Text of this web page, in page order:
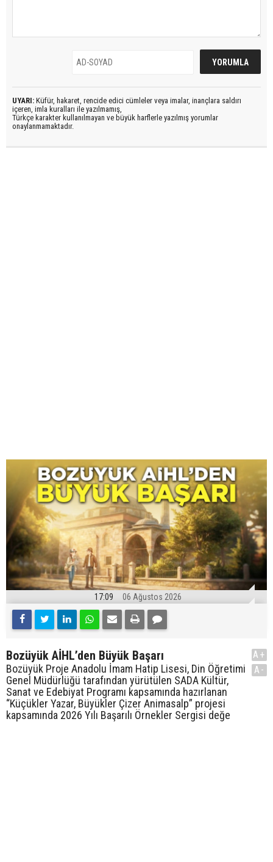
UYARI: Küfür, hakaret, rencide edici cümleler veya imalar, inançlara saldırı
içeren, imla kuralları ile yazılmamış,
Türkçe karakter kullanılmayan ve büyük harflerle yazılmış yorumlar
onaylanmamaktadır.
17:09 06 Ağustos 2026
Bozüyük AİHL’den Büyük Başarı
Bozüyük Proje Anadolu İmam Hatip Lisesi, Din Öğretimi
Genel Müdürlüğü tarafından yürütülen SADA Kültür,
Sanat ve Edebiyat Programı kapsamında hazırlanan
“Küçükler Yazar, Büyükler Çizer Animasalp” projesi
kapsamında 2026 Yılı Başarılı Örnekler Sergisi değe
A+
A-